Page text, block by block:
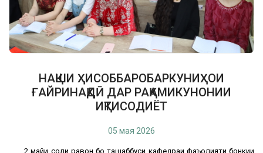
НАҚШИ ҲИСОББАРОБАРКУНИҲОИ
ҒАЙРИНАҚДӢ ДАР РАҚАМИКУНОНИИ
ИҚТИСОДИЁТ
05 мая 2026
2 майи соли равон бо ташаббуси кафедраи фаъолияти бонкии